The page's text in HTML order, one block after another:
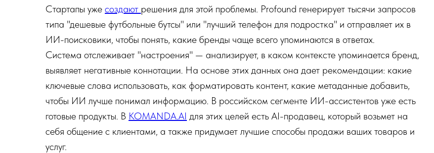
Стартапы уже создают решения для этой проблемы. Profound генерирует тысячи запросов
типа "дешевые футбольные бутсы" или "лучший телефон для подростка" и отправляет их в
ИИ-поисковики, чтобы понять, какие бренды чаще всего упоминаются в ответах.
Система отслеживает "настроения" — анализирует, в каком контексте упоминается бренд,
выявляет негативные коннотации. На основе этих данных она дает рекомендации: какие
ключевые слова использовать, как форматировать контент, какие метаданные добавить,
чтобы ИИ лучше понимал информацию. В российском сегменте ИИ-ассистентов уже есть
готовые продукты. В KOMANDA.AI для этих целей есть AI-продавец, который возьмет на
себя общение с клиентами, а также придумает лучшие способы продажи ваших товаров и
услуг.